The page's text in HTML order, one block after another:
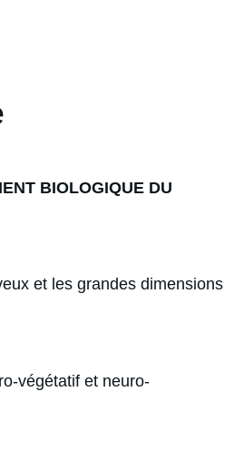
BIOLOGIQUE DU
et les grandes dimensions
végétatif et neuro-